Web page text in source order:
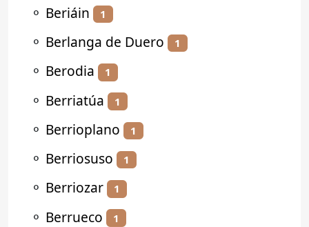
⚬ Beriáin 1
⚬ Berlanga de Duero 1
⚬ Berodia 1
⚬ Berriatúa 1
⚬ Berrioplano 1
⚬ Berriosuso 1
⚬ Berriozar 1
⚬ Berrueco 1